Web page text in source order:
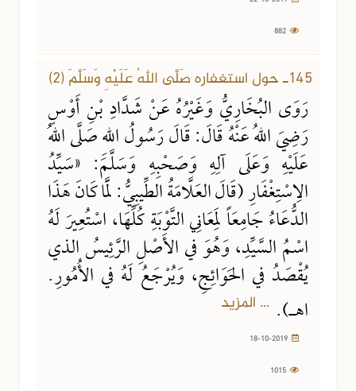
145ـ حول استغفاره صَلَّى اللهُ عَلَيْهِ وَسَلَّمَ (2)
رَوَى البُخَارِيُّ وَغَيْرُهُ عَنْ شَدَّادِ بْنِ أَوْسٍ
رَضِيَ اللهُ عَنْهُ قَالَ: قَالَ رَسُولُ اللهِ صَلَّى اللهُ
عَلَيْهِ وَعَلَى آلِهِ وَصَحْبِهِ وَسَلَّمَ: «سَيِّدُ
الِاسْتِغْفَارِ (قَالَ العَلَّامَةُ الطِّيبِيُّ: لَمَّا كَانَ هَذَا
الدُّعَاءُ جَامِعَاً لِمَعَانِي التَّوْبَةِ كُلِّهَا، اسْتُعِيرَ لَهُ
اسْمُ السَّيِّدِ، وَهُوَ في الأَصْلِ الرَّئِيسُ الذي
يُقْصَدُ في الحَوَائِجِ، وَيُرْجَعُ لَهُ في الأُمُورِ.
اهـ). ... المزيد